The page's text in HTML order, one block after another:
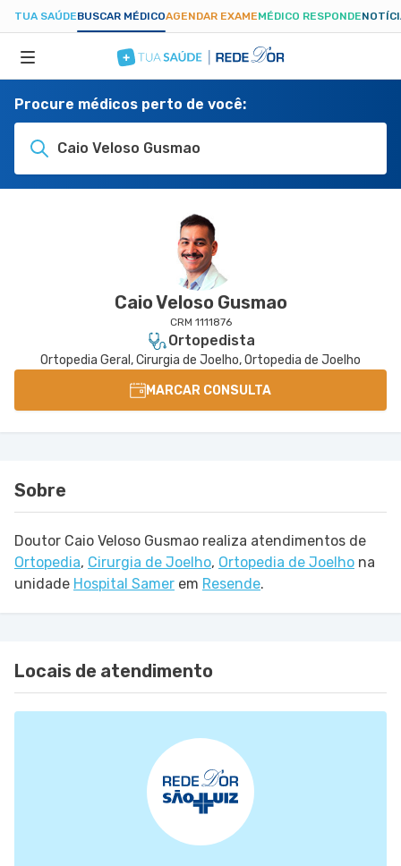
TUA SAÚDEBUSCAR MÉDICOAGENDAR EXAMEMÉDICO RESPONDE
ESPECIALIDADES
Procure médicos perto de você:
Caio Veloso Gusmao
Caio Veloso Gusmao
CRM 1111876
Ortopedista
Ortopedia Geral, Cirurgia de Joelho, Ortopedia de Joelho
MARCAR CONSULTA
Sobre
Doutor Caio Veloso Gusmao realiza atendimentos de
Ortopedia, Cirurgia de Joelho, Ortopedia de Joelho na
unidade Hospital Samer em Resende.
Locais de atendimento